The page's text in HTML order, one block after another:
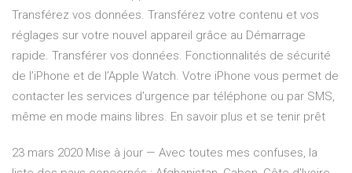
Transférez vos données. Transférez votre contenu et vos
réglages sur votre nouvel appareil grâce au Démarrage
rapide. Transférer vos données. Fonctionnalités de sécurité
de l’iPhone et de l’Apple Watch. Votre iPhone vous permet de
contacter les services d’urgence par téléphone ou par SMS,
même en mode mains libres. En savoir plus et se tenir prêt
23 mars 2020 Mise à jour — Avec toutes mes confuses, la